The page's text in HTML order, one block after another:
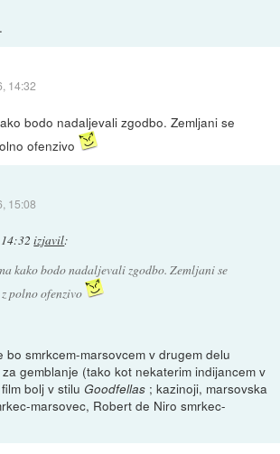
14:32
bodo nadaljevali zgodbo. Zemljani se
ofenzivo
15:08
izjavil:
kako bodo nadaljevali zgodbo. Zemljani se
polno ofenzivo
bo smrkcem-marsovcem v drugem delu
gemblanje (tako kot nekaterim indijancem v
bolj v stiluGoodfellas ; kazinoji, marsovska
marsovec, Robert de Niro smrkec-